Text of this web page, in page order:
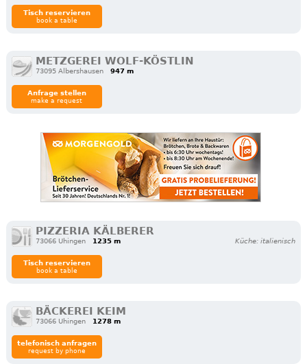
Tisch reservieren
book a table
METZGEREI WOLF-KÖSTLIN
73095 Albershausen 947 m
Anfrage stellen
make a request
PIZZERIA KÄLBERER
73066 Uhingen 1235 m Küche: italienisch
Tisch reservieren
book a table
BÄCKEREI KEIM
73066 Uhingen 1278 m
telefonisch anfragen
request by phone